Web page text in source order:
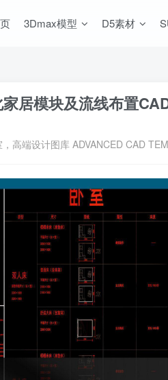
3Dmax模型 D5素材
居模块及流线布置
高端设计图库 ADVANCED CAD